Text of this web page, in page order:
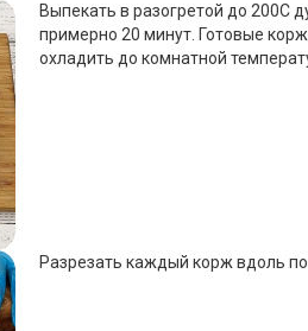
Выпекать в разогретой до 200С
примерно 20 минут. Готовые
охладить до комнатной
Разрезать каждый корж вдоль